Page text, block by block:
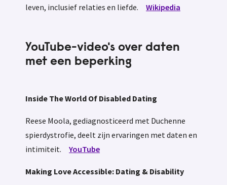
leven, inclusief relaties en liefde.
Wikipedia
YouTube-video's over daten
met een beperking
Inside The World Of Disabled Dating
Reese Moola, gediagnosticeerd met Duchenne
spierdystrofie, deelt zijn ervaringen met daten en
intimiteit.
YouTube
Making Love Accessible: Dating & Disability